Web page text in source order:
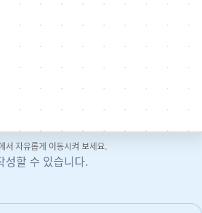
서 자유롭게 이동시켜 보세요.
성할 수 있습니다.